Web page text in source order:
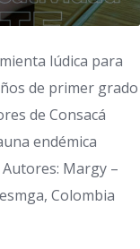
lúdica para
de primer grado
de Consacá
endémica
Margy –
Colombia